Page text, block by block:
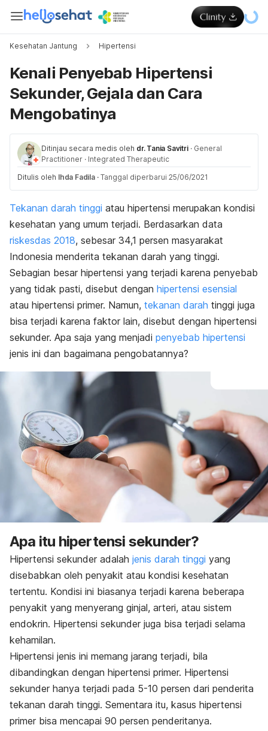
Kesehatan Jantung Hipertensi
Kenali Penyebab Hipertensi
Sekunder, Gejala dan Cara
Mengobatinya
Ditinjau secara medis oleh dr. Tania Savitri · General
Practitioner · Integrated Therapeutic
Ditulis oleh Ihda Fadila · Tanggal diperbarui 25/06/2021
Tekanan darah tinggi atau hipertensi merupakan kondisi
kesehatan yang umum terjadi. Berdasarkan data
riskesdas 2018, sebesar 34,1 persen masyarakat
Indonesia menderita tekanan darah yang tinggi.
Sebagian besar hipertensi yang terjadi karena penyebab
yang tidak pasti, disebut dengan hipertensi esensial
atau hipertensi primer. Namun, tekanan darah tinggi juga
bisa terjadi karena faktor lain, disebut dengan hipertensi
sekunder. Apa saja yang menjadi penyebab hipertensi
jenis ini dan bagaimana pengobatannya?
Apa itu hipertensi sekunder?
Hipertensi sekunder adalah jenis darah tinggi yang
disebabkan oleh penyakit atau kondisi kesehatan
tertentu. Kondisi ini biasanya terjadi karena beberapa
penyakit yang menyerang ginjal, arteri, atau sistem
endokrin. Hipertensi sekunder juga bisa terjadi selama
kehamilan.
Hipertensi jenis ini memang jarang terjadi, bila
dibandingkan dengan hipertensi primer. Hipertensi
sekunder hanya terjadi pada 5-10 persen dari penderita
tekanan darah tinggi. Sementara itu, kasus hipertensi
primer bisa mencapai 90 persen penderitanya.